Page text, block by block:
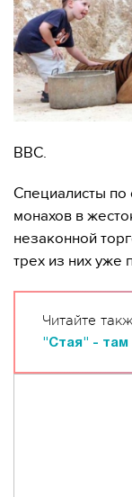
ВВС.
Специалисты
монахов в
незаконной
трех из них уже
Читайте
"Стая" - там